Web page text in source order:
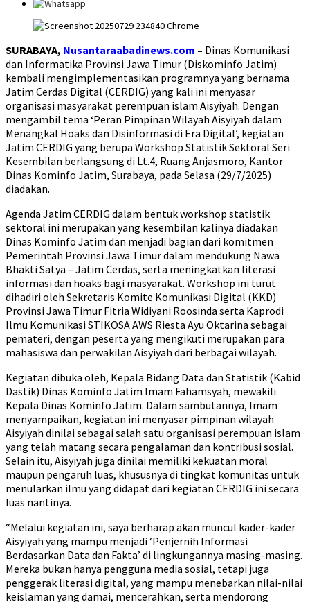
SURABAYA, Nusantaraabadinews.com – Dinas Komunikasi
dan Informatika Provinsi Jawa Timur (Diskominfo Jatim)
kembali mengimplementasikan programnya yang bernama
Jatim Cerdas Digital (CERDIG) yang kali ini menyasar
organisasi masyarakat perempuan islam Aisyiyah. Dengan
mengambil tema ‘Peran Pimpinan Wilayah Aisyiyah dalam
Menangkal Hoaks dan Disinformasi di Era Digital’, kegiatan
Jatim CERDIG yang berupa Workshop Statistik Sektoral Seri
Kesembilan berlangsung di Lt.4, Ruang Anjasmoro, Kantor
Dinas Kominfo Jatim, Surabaya, pada Selasa (29/7/2025)
diadakan.
Agenda Jatim CERDIG dalam bentuk workshop statistik
sektoral ini merupakan yang kesembilan kalinya diadakan
Dinas Kominfo Jatim dan menjadi bagian dari komitmen
Pemerintah Provinsi Jawa Timur dalam mendukung Nawa
Bhakti Satya – Jatim Cerdas, serta meningkatkan literasi
informasi dan hoaks bagi masyarakat. Workshop ini turut
dihadiri oleh Sekretaris Komite Komunikasi Digital (KKD)
Provinsi Jawa Timur Fitria Widiyani Roosinda serta Kaprodi
Ilmu Komunikasi STIKOSA AWS Riesta Ayu Oktarina sebagai
pemateri, dengan peserta yang mengikuti merupakan para
mahasiswa dan perwakilan Aisyiyah dari berbagai wilayah.
Kegiatan dibuka oleh, Kepala Bidang Data dan Statistik (Kabid
Dastik) Dinas Kominfo Jatim Imam Fahamsyah, mewakili
Kepala Dinas Kominfo Jatim. Dalam sambutannya, Imam
menyampaikan, kegiatan ini menyasar pimpinan wilayah
Aisyiyah dinilai sebagai salah satu organisasi perempuan islam
yang telah matang secara pengalaman dan kontribusi sosial.
Selain itu, Aisyiyah juga dinilai memiliki kekuatan moral
maupun pengaruh luas, khususnya di tingkat komunitas untuk
menularkan ilmu yang didapat dari kegiatan CERDIG ini secara
luas nantinya.
“Melalui kegiatan ini, saya berharap akan muncul kader-kader
Aisyiyah yang mampu menjadi ‘Penjernih Informasi
Berdasarkan Data dan Fakta’ di lingkungannya masing-masing.
Mereka bukan hanya pengguna media sosial, tetapi juga
penggerak literasi digital, yang mampu menebarkan nilai-nilai
keislaman yang damai, mencerahkan, serta mendorong